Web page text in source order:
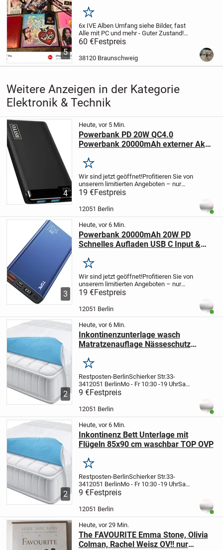
5
Merken
6x IVE Alben Umfang siehe Bilder, fast
Alle mit PC und mehr - Guter Zustand!
Gerne Selbstabholung
* LOVE DIVE
ELEVEN* EMPATHY* MINE
FIRST AlBUM...
60 €Festpreis
38120 Braunschweig
Weitere Anzeigen in der Kategorie
Elektronik & Technik
4
Heute, vor 5 Min.
Powerbank PD 20W QC4.0
Powerbank 20000mAh externer Akku
Merken
Wir sind jetzt geöffnet!Profitieren Sie von
unserem limitierten Angeboten – nur
solange der Vorrat reicht!
uns ist immer lohnenswert!
BerlinSchierker Straße 33-34
19 €Festpreis
12051 Berlin
3
Heute, vor 6 Min.
Powerbank 20000mAh 20W PD
Schnelles Aufladen USB C Input &
Merken
Wir sind jetzt geöffnet!Profitieren Sie von
unserem limitierten Angeboten – nur
solange der Vorrat reicht!
uns ist immer lohnenswert!
BerlinSchierker Straße 33-34
19 €Festpreis
12051 Berlin
2
Heute, vor 6 Min.
Inkontinenzunterlage wasch
Matratzenauflage Nässeschutz
Merken
Restposten-BerlinSchierker Str.33-
3412051 BerlinMo - Fr 10:30 -19 UhrSa
10:30 - 17 UhrOnlineshop :
www.midyatmarkt.de
VORRAT REICHT !!!
9 €Festpreis
12051 Berlin
2
Heute, vor 6 Min.
Inkontinenz Bett Unterlage mit
Flügeln 85x90 cm waschbar TOP OVP
Merken
Restposten-BerlinSchierker Str.33-
3412051 BerlinMo - Fr 10:30 -19 UhrSa
10:30 - 17 UhrOnlineshop :
www.midyatmarkt.de
VORRAT REICHT !!!
9 €Festpreis
12051 Berlin
Heute, vor 29 Min.
The FAVOURITE Emma Stone, Olivia
Colman, Rachel Weisz OV!! nur